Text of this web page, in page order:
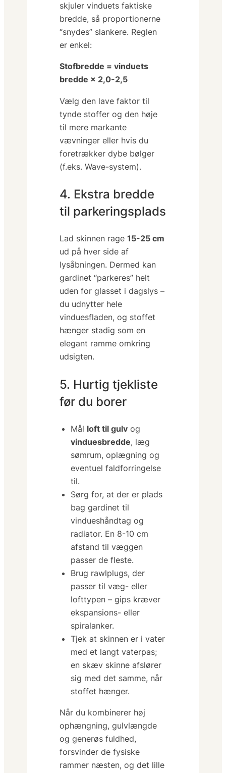
skjuler vinduets faktiske
bredde, så proportionerne
“snydes” slankere. Reglen
er enkel:
Stofbredde = vinduets
bredde × 2,0-2,5
Vælg den lave faktor til
tynde stoffer og den høje
til mere markante
vævninger eller hvis du
foretrækker dybe bølger
(f.eks. Wave-system).
4. Ekstra bredde
til parkeringsplads
Lad skinnen rage15-25 cm
ud på hver side af
lysåbningen. Dermed kan
gardinet “parkeres” helt
uden for glasset i dagslys –
du udnytter hele
vinduesfladen, og stoffet
hænger stadig som en
elegant ramme omkring
udsigten.
5. Hurtig tjekliste
før du borer
Mål loft til gulv og
vinduesbredde, læg
sømrum, oplægning og
eventuel faldforringelse
til.
Sørg for, at der er plads
bag gardinet til
vindueshåndtag og
radiator. En 8-10 cm
afstand til væggen
passer de fleste.
Brug rawlplugs, der
passer til væg- eller
lofttypen – gips kræver
ekspansions- eller
spiralanker.
Tjek at skinnen er i vater
med et langt vaterpas;
en skæv skinne afslører
sig med det samme, når
stoffet hænger.
Når du kombinerer høj
ophængning, gulvlængde
og generøs fuldhed,
forsvinder de fysiske
rammer næsten, og det lille